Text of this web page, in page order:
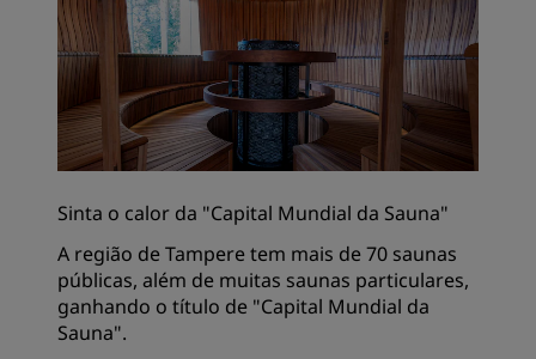
Sinta o calor da "Capital Mundial da Sauna"
A região de Tampere tem mais de 70 saunas
públicas, além de muitas saunas particulares,
ganhando o título de "Capital Mundial da
Sauna".